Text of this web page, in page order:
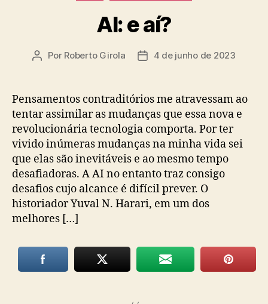
AI: e aí?
Autor
Por Roberto Girola
Data4 de junho de 2023
Pensamentos contraditórios me atravessam ao
tentar assimilar as mudanças que essa nova e
revolucionária tecnologia comporta. Por ter
vivido inúmeras mudanças na minha vida sei
que elas são inevitáveis e ao mesmo tempo
desafiadoras. A AI no entanto traz consigo
desafios cujo alcance é difícil prever. O
historiador Yuval N. Harari, em um dos
melhores […]